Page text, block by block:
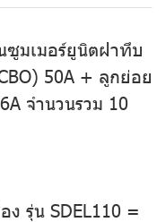
ซูมเมอร์ยูนิตฝาทึบ
50A + ลูกย่อย
จำนวนรวม 10
รุ่น SDEL110 =